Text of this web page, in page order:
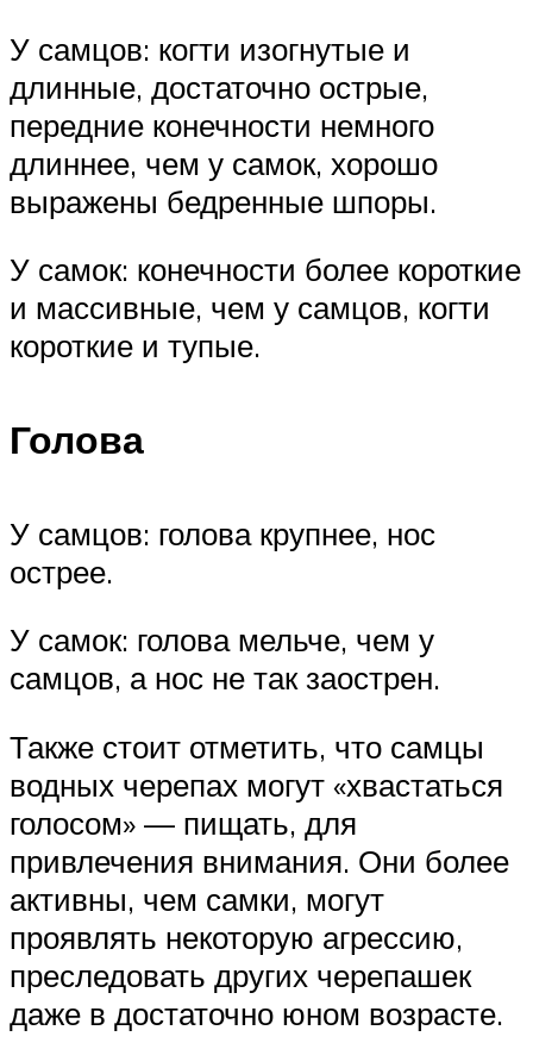
У самцов: когти изогнутые и
длинные, достаточно острые,
передние конечности немного
длиннее, чем у самок, хорошо
выражены бедренные шпоры.
У самок: конечности более короткие
и массивные, чем у самцов, когти
короткие и тупые.
Голова
У самцов: голова крупнее, нос
острее.
У самок: голова мельче, чем у
самцов, а нос не так заострен.
Также стоит отметить, что самцы
водных черепах могут «хвастаться
голосом» — пищать, для
привлечения внимания. Они более
активны, чем самки, могут
проявлять некоторую агрессию,
преследовать других черепашек
даже в достаточно юном возрасте.